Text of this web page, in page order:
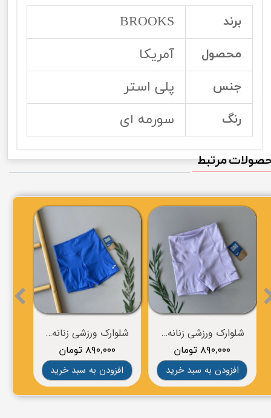
برند BROOKS
محصول آمریکا
جنس پلی استر
رنگ سورمه ای
شلوارک ورزشی زنانه برند BROOKS
۸۹۰,۰۰۰ تومان
افزودن به سبد خرید
شلوارک ورزشی زنانه برند BROOKS
۸۹۰,۰۰۰ تومان
افزودن به سبد خرید
مرتبط